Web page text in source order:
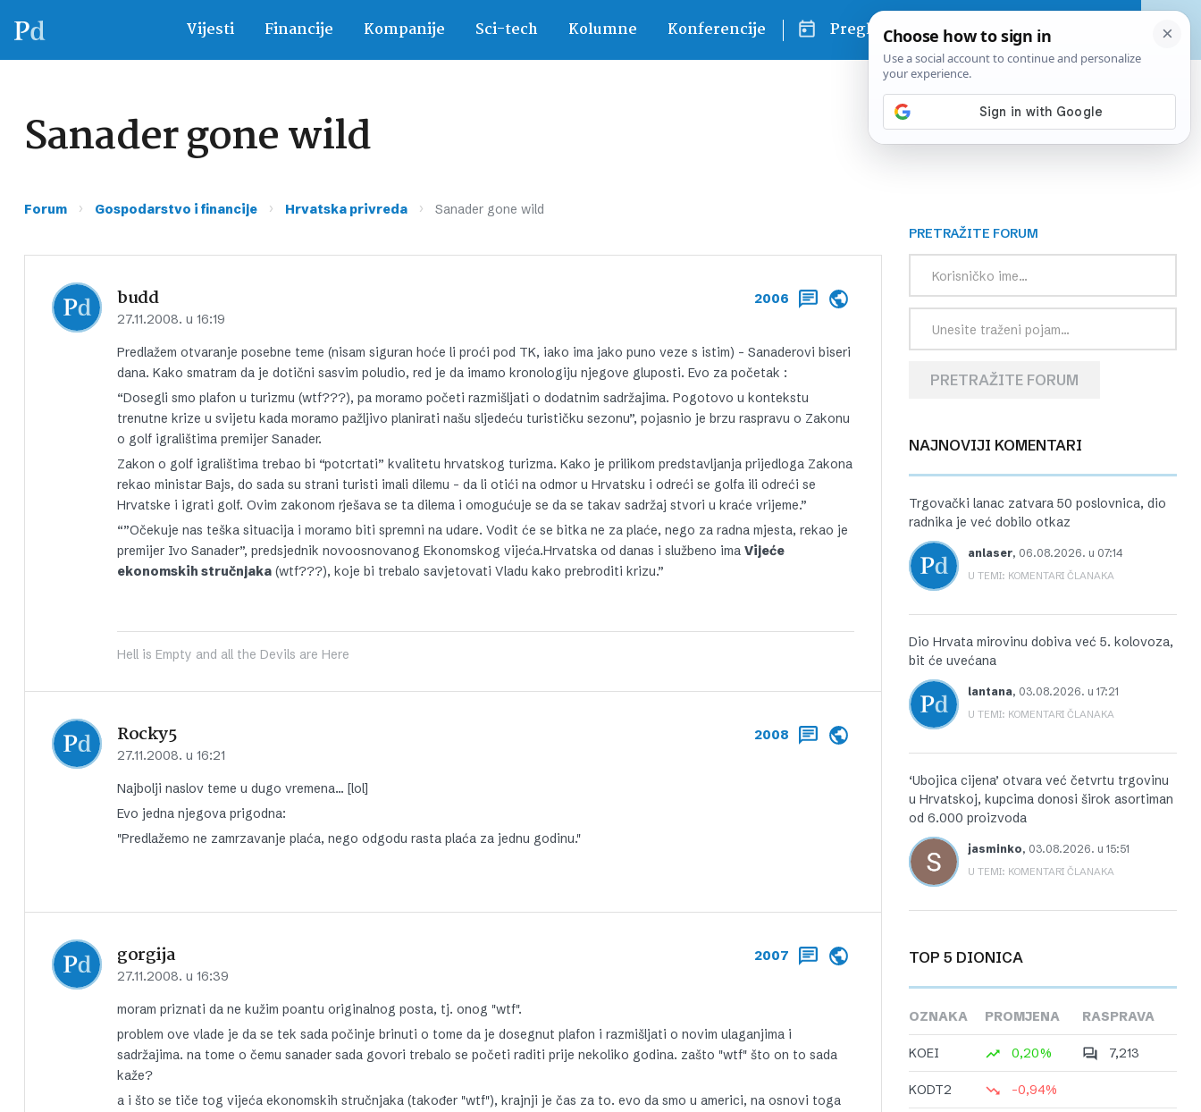
Vijesti Financije Kompanije Sci-tech Kolumne Konferencije Pregled dana
Sanader gone wild
Forum › Gospodarstvo i financije › Hrvatska privreda › Sanader gone wild
budd
27.11.2008. u 16:19
2006
Predlažem otvaranje posebne teme (nisam siguran hoće li proći pod TK, iako ima jako puno veze s istim) – Sanaderovi biseri
dana. Kako smatram da je dotični sasvim poludio, red je da imamo kronologiju njegove gluposti. Evo za početak :
“Dosegli smo plafon u turizmu (wtf???), pa moramo početi razmišljati o dodatnim sadržajima. Pogotovo u kontekstu
trenutne krize u svijetu kada moramo pažljivo planirati našu sljedeću turističku sezonu”, pojasnio je brzu raspravu o Zakonu
o golf igralištima premijer Sanader.
Zakon o golf igralištima trebao bi “potcrtati” kvalitetu hrvatskog turizma. Kako je prilikom predstavljanja prijedloga Zakona
rekao ministar Bajs, do sada su strani turisti imali dilemu – da li otići na odmor u Hrvatsku i odreći se golfa ili odreći se
Hrvatske i igrati golf. Ovim zakonom rješava se ta dilema i omogućuje se da se takav sadržaj stvori u kraće vrijeme.”
“”Očekuje nas teška situacija i moramo biti spremni na udare. Vodit će se bitka ne za plaće, nego za radna mjesta, rekao je
premijer Ivo Sanader”, predsjednik novoosnovanog Ekonomskog vijeća.Hrvatska od danas i službeno ima Vijeće
ekonomskih stručnjaka (wtf???), koje bi trebalo savjetovati Vladu kako prebroditi krizu.”
Hell is Empty and all the Devils are Here
Rocky5
27.11.2008. u 16:21
2008
Najbolji naslov teme u dugo vremena… [lol]
Evo jedna njegova prigodna:
"Predlažemo ne zamrzavanje plaća, nego odgodu rasta plaća za jednu godinu."
gorgija
27.11.2008. u 16:39
2007
moram priznati da ne kužim poantu originalnog posta, tj. onog "wtf".
problem ove vlade je da se tek sada počinje brinuti o tome da je dosegnut plafon i razmišljati o novim ulaganjima i
sadržajima. na tome o čemu sanader sada govori trebalo se početi raditi prije nekoliko godina. zašto "wtf" što on to sada
kaže?
a i što se tiče tog vijeća ekonomskih stručnjaka (također "wtf"), krajnji je čas za to. evo da smo u americi, na osnovi toga
PRETRAŽITE FORUM
PRETRAŽITE FORUM
NAJNOVIJI KOMENTARI
Trgovački lanac zatvara 50 poslovnica, dio
radnika je već dobilo otkaz
anlaser, 06.08.2026. u 07:14
U TEMI: KOMENTARI ČLANAKA
Dio Hrvata mirovinu dobiva već 5. kolovoza,
bit će uvećana
lantana, 03.08.2026. u 17:21
U TEMI: KOMENTARI ČLANAKA
‘Ubojica cijena’ otvara već četvrtu trgovinu
u Hrvatskoj, kupcima donosi širok asortiman
od 6.000 proizvoda
jasminko, 03.08.2026. u 15:51
U TEMI: KOMENTARI ČLANAKA
TOP 5 DIONICA
OZNAKA PROMJENA RASPRAVA
KOEI 0,20% 7,213
KODT2 -0,94%